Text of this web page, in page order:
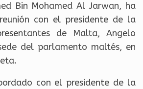
Bin Mohamed Al Jarwan, ha
con el presidente de la
de Malta, Angelo
del parlamento maltés, en
con el presidente de la